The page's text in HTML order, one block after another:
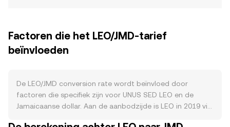
Factoren die het LEO/JMD-tarief
beïnvloeden
De LEO/JMD conversion rate wordt beïnvloed door
factoren die specifiek zijn voor UNUS SED LEO en de
Jamaicaanse dollar. Aan de aanbodzijde is LEO in 2019 via